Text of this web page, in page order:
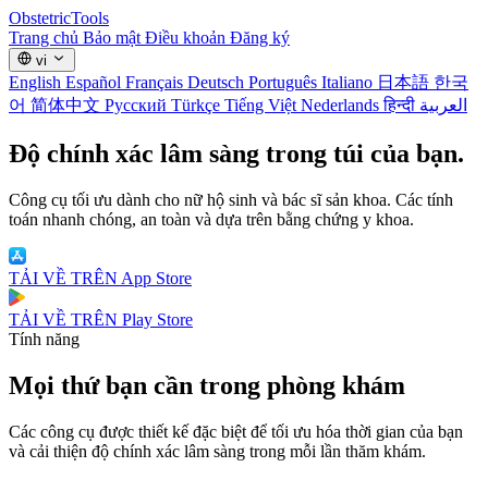
ObstetricTools
Trang chủ Bảo mật Điều khoản Đăng ký
vi
English Español Français Deutsch Português Italiano 日本語 한국
어 简体中文 Русский Türkçe Tiếng Việt Nederlandsहिन्दी العربية
Độ chính xác lâm sàng trong túi của bạn.
Công cụ tối ưu dành cho nữ hộ sinh và bác sĩ sản khoa. Các tính
toán nhanh chóng, an toàn và dựa trên bằng chứng y khoa.
TẢI VỀ TRÊN App Store
TẢI VỀ TRÊN Play Store
Tính năng
Mọi thứ bạn cần trong phòng khám
Các công cụ được thiết kế đặc biệt để tối ưu hóa thời gian của bạn
và cải thiện độ chính xác lâm sàng trong mỗi lần thăm khám.